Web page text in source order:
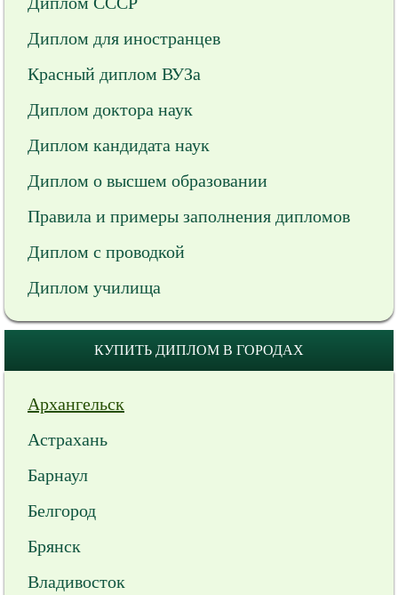
Диплом для иностранцев
Красный диплом ВУЗа
Диплом доктора наук
Диплом кандидата наук
Диплом о высшем образовании
Правила и примеры заполнения дипломов
Диплом с проводкой
Диплом училища
КУПИТЬ ДИПЛОМ В ГОРОДАХ
Архангельск
Астрахань
Барнаул
Белгород
Брянск
Владивосток